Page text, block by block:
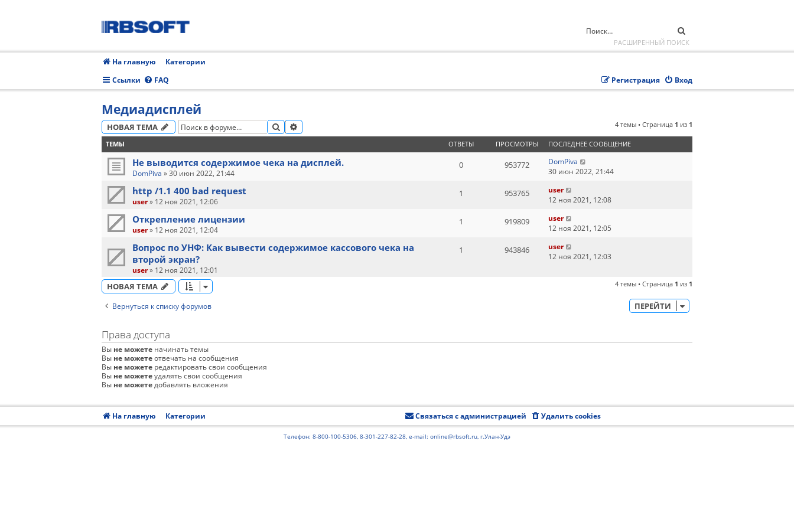
РАСШИРЕННЫЙ ПОИСК
На главную
Категории
Ссылки
FAQ Вход
Регистрация
Медиадисплей
НОВАЯ ТЕМА ПОИСК 4 темы • Страница 1 из 1
ТЕМЫ ОТВЕТЫ ПРОСМОТРЫ ПОСЛЕДНЕЕ СООБЩЕНИЕ
Не выводится содержимое чека на дисплей.
DomPiva »30 июн 2022, 21:44
0 953772
DomPiva
30 июн 2022, 21:44
http /1.1 400 bad request
user» 12 ноя 2021, 12:06
1 953765
user
12 ноя 2021, 12:08
Открепление лицензии
user» 12 ноя 2021, 12:04
1 919809
user
12 ноя 2021, 12:05
Вопрос по УНФ: Как вывести содержимое кассового чека на
второй экран?
user» 12 ноя 2021, 12:01
1 943846
user
12 ноя 2021, 12:03
НОВАЯ ТЕМА 4 темы • Страница 1 из 1
Вернуться к списку форумов ПЕРЕЙТИ
Права доступа
Вы не можете начинать темы
Вы не можетеотвечать на сообщения
Вы не можете редактировать свои сообщения
Вы не можетеудалять свои сообщения
Вы не можетедобавлять вложения
На главную Категории Удалить cookies
Связаться с администрацией
Телефон: 8-800-100-5306, 8-301-227-82-28, e-mail: online@rbsoft.ru, г.Улан-Удэ